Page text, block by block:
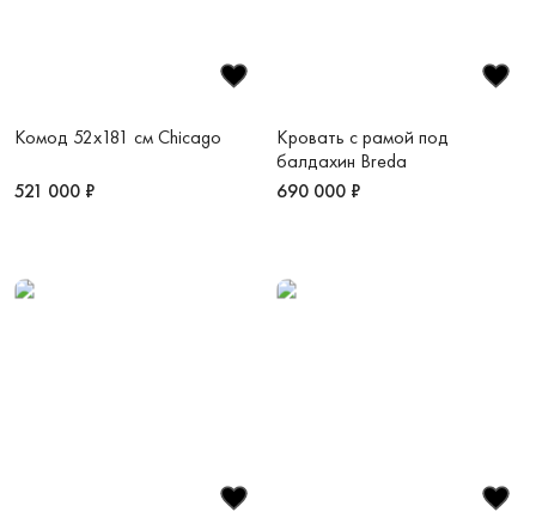
Комод 52х181 см Chicago
521 000 ₽
Кровать с рамой под
балдахин Breda
690 000 ₽